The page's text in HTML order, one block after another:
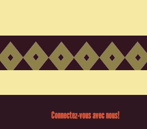
Connectez-vous avec nous!